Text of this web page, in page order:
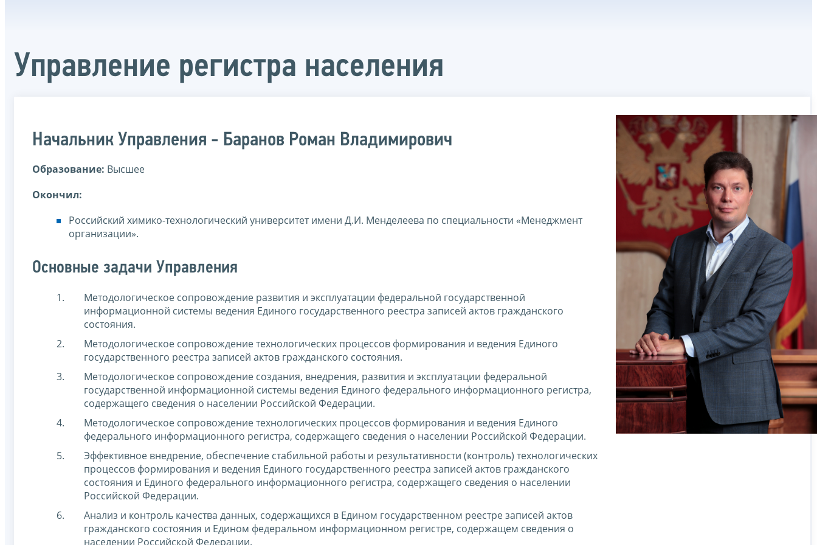
Управление регистра населения
Начальник Управления - Баранов Роман Владимирович
Образование: Высшее
Окончил:
Российский химико-технологический университет имени Д.И. Менделеева по специальности «Менеджмент
организации».
Основные задачи Управления
Методологическое сопровождение развития и эксплуатации федеральной государственной
информационной системы ведения Единого государственного реестра записей актов гражданского
состояния.
Методологическое сопровождение технологических процессов формирования и ведения Единого
государственного реестра записей актов гражданского состояния.
Методологическое сопровождение создания, внедрения, развития и эксплуатации федеральной
государственной информационной системы ведения Единого федерального информационного регистра,
содержащего сведения о населении Российской Федерации.
Методологическое сопровождение технологических процессов формирования и ведения Единого
федерального информационного регистра, содержащего сведения о населении Российской Федерации.
Эффективное внедрение, обеспечение стабильной работы и результативности (контроль) технологических
процессов формирования и ведения Единого государственного реестра записей актов гражданского
состояния и Единого федерального информационного регистра, содержащего сведения о населении
Российской Федерации.
Анализ и контроль качества данных, содержащихся в Едином государственном реестре записей актов
гражданского состояния и Едином федеральном информационном регистре, содержащем сведения о
населении Российской Федерации.